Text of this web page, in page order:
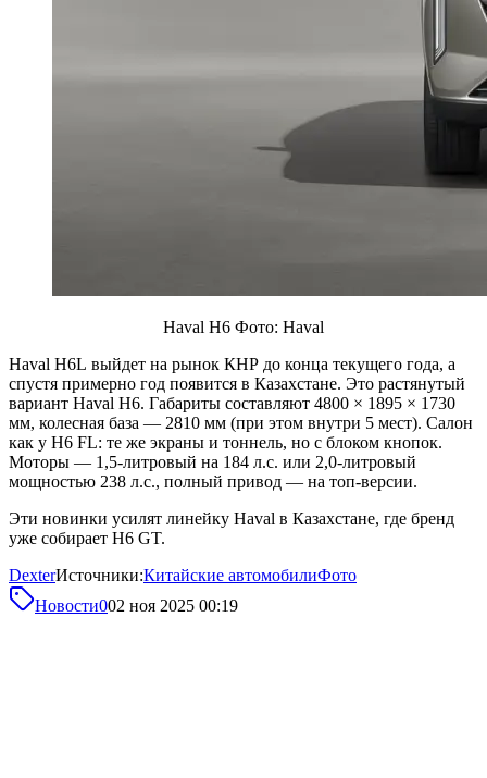
Haval H6 Фото: Haval
Haval H6L выйдет на рынок КНР до конца текущего года, а
спустя примерно год появится в Казахстане. Это растянутый
вариант Haval H6. Габариты составляют 4800 × 1895 × 1730
мм, колесная база — 2810 мм (при этом внутри 5 мест). Салон
как у H6 FL: те же экраны и тоннель, но с блоком кнопок.
Моторы — 1,5-литровый на 184 л.с. или 2,0-литровый
мощностью 238 л.с., полный привод — на топ-версии.
Эти новинки усилят линейку Haval в Казахстане, где бренд
уже собирает H6 GT.
DexterИсточники:Китайские автомобилиФото
Новости002 ноя 2025 00:19